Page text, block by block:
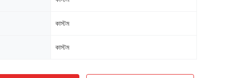
কাস্টম
কাস্টম